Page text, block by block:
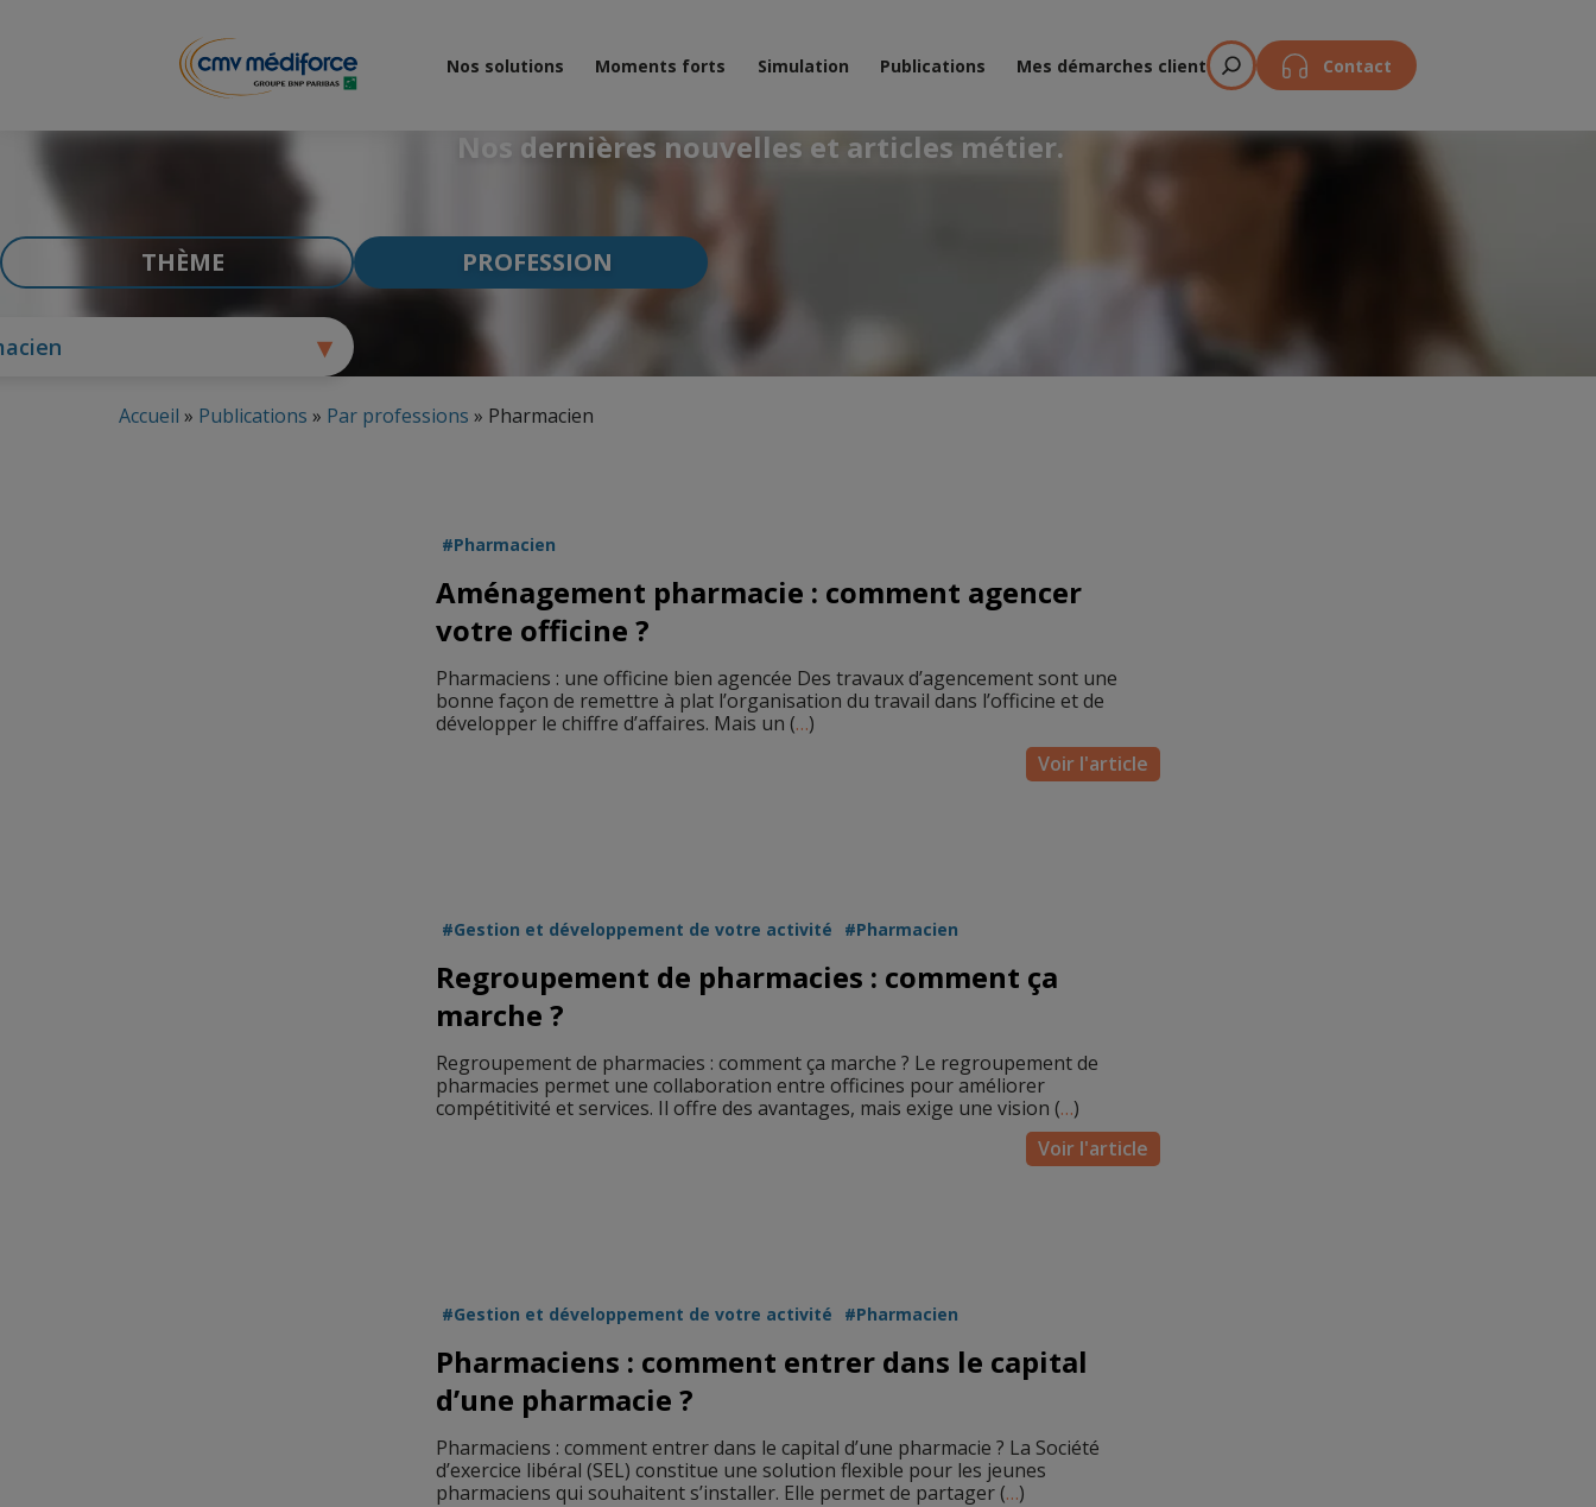
Nos solutions Moments forts Simulation Publications Mes démarches client Contact
Nos dernières nouvelles et articles métier.
THÈME PROFESSION
Accueil » Publications » Par professions » Pharmacien
Pharmacien
Aménagement pharmacie : comment agencer
votre officine ?
Pharmaciens : une officine bien agencée Des travaux d’agencement sont une
bonne façon de remettre à plat l’organisation du travail dans l’officine et de
développer le chiffre d’affaires. Mais un (…)
Voir l'article
Gestion et développement de votre activité Pharmacien
Regroupement de pharmacies : comment ça
marche ?
Regroupement de pharmacies : comment ça marche ? Le regroupement de
pharmacies permet une collaboration entre officines pour améliorer
compétitivité et services. Il offre des avantages, mais exige une vision (…)
Voir l'article
Gestion et développement de votre activité Pharmacien
Pharmaciens : comment entrer dans le capital
d’une pharmacie ?
Pharmaciens : comment entrer dans le capital d’une pharmacie ? La Société
d’exercice libéral (SEL) constitue une solution flexible pour les jeunes
pharmaciens qui souhaitent s’installer. Elle permet de partager (…)